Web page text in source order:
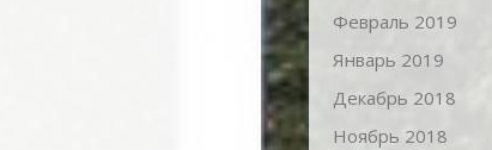
Февраль 2019
Январь 2019
Декабрь 2018
Ноябрь 2018